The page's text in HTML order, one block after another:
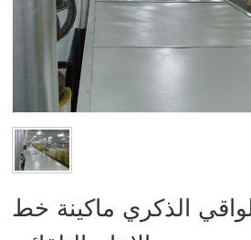
الذكري ماكينة خط